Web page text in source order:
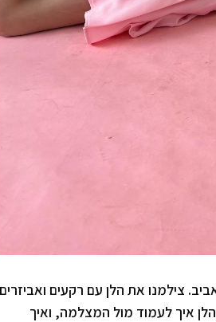
אביב. צילמנו את הלן עם רקעים ואביזרים
איך לעמוד מול המצלמה, ואיך